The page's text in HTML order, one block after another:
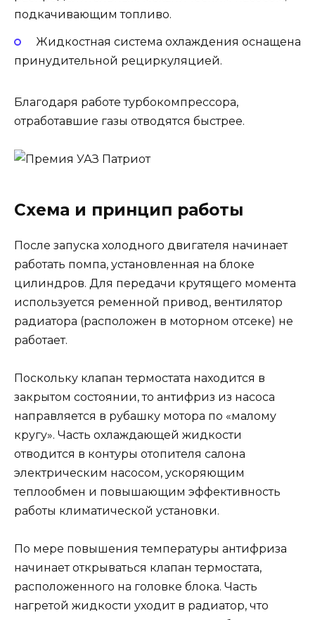
подкачивающим топливо.
Жидкостная система охлаждения оснащена
принудительной рециркуляцией.
Благодаря работе турбокомпрессора,
отработавшие газы отводятся быстрее.
Схема и принцип работы
После запуска холодного двигателя начинает
работать помпа, установленная на блоке
цилиндров. Для передачи крутящего момента
используется ременной привод, вентилятор
радиатора (расположен в моторном отсеке) не
работает.
Поскольку клапан термостата находится в
закрытом состоянии, то антифриз из насоса
направляется в рубашку мотора по «малому
кругу». Часть охлаждающей жидкости
отводится в контуры отопителя салона
электрическим насосом, ускоряющим
теплообмен и повышающим эффективность
работы климатической установки.
По мере повышения температуры антифриза
начинает открываться клапан термостата,
расположенного на головке блока. Часть
нагретой жидкости уходит в радиатор, что